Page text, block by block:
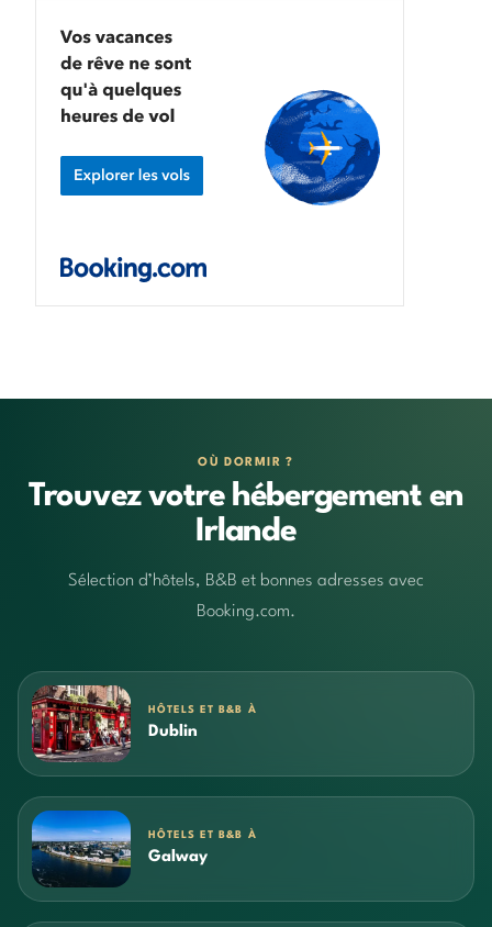
OÙ DORMIR ?
Trouvez votre hébergement en
Irlande
Sélection d’hôtels, B&B et bonnes adresses avec
Booking.com.
HÔTELS ET B&B À
Dublin
HÔTELS ET B&B À
Galway